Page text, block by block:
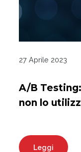
27 Aprile 2023
A/B
non lo
Leggi